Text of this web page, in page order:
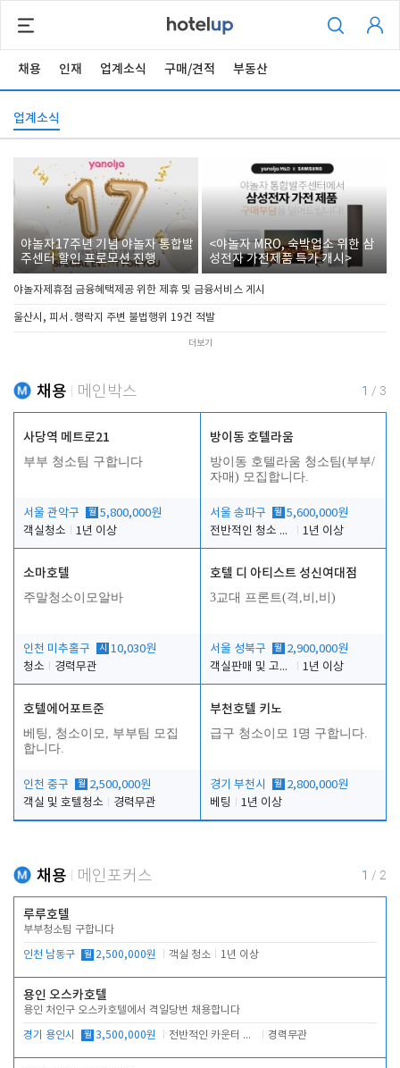
채용 인재 업계소식 구매/견적 부동산
업계소식
야놀자17주년 기념 야놀자 통합발
주센터 할인 프로모션 진행
<야놀자 MRO, 숙박업소 위한 삼
성전자 가전제품 특가 개시>
야놀자제휴점 금융혜택제공 위한 제휴 및 금융서비스 게시
울산시, 피서․행락지 주변 불법행위 19건 적발
더보기
채용 메인박스 1 / 3
사당역 메트로21
부부 청소팀 구합니다
서울 관악구 월 5,800,000원
객실청소
1년 이상
방이동 호텔라움
방이동 호텔라움 청소팀(부부/
자매) 모집합니다.
서울 송파구 월 5,600,000원
전반적인 청소 업무(객실청소.객실정리)
1년 이상
소마호텔
주말청소이모알바
인천 미추홀구 시 10,030원
청소
경력무관
호텔 디 아티스트 성신여대점
3교대 프론트(격,비,비)
서울 성북구 월 2,900,000원
객실판매 및 고객응대
1년 이상
호텔에어포트준
베팅, 청소이모, 부부팀 모집
합니다.
인천 중구 월 2,500,000원
객실 및 호텔청소
경력무관
부천호텔 키노
급구 청소이모 1명 구합니다.
경기 부천시 월 2,800,000원
베팅
1년 이상
채용 메인포커스 1 / 2
루루호텔
부부청소팀 구합니다
인천 남동구 월 2,500,000원 객실 청소 1년 이상
용인 오스카호텔
용인 처인구 오스카호텔에서 격일당번 채용합니다
경기 용인시 월 3,500,000원 전반적인 카운터 업무 경력무관